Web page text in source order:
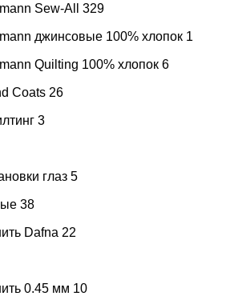
Sew-All 329
джинсовые 100% хлопок 1
Quilting 100% хлопок 6
Coats 26
3
глаз 5
38
Dafna 22
0.45 мм 10